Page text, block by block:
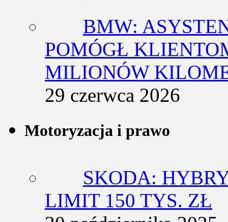
BMW:
POMÓGŁ
MILIONÓW
29 czerwca 2026
Motoryzacja i prawo
SKODA:
LIMIT 150 TYS. ZŁ